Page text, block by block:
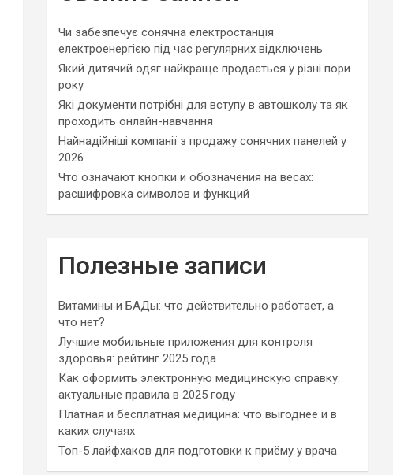
Чи забезпечує сонячна електростанція
електроенергією під час регулярних відключень
Який дитячий одяг найкраще продається у різні пори
року
Які документи потрібні для вступу в автошколу та як
проходить онлайн-навчання
Найнадійніші компанії з продажу сонячних панелей у
2026
Что означают кнопки и обозначения на весах:
расшифровка символов и функций
Полезные записи
Витамины и БАДы: что действительно работает, а
что нет?
Лучшие мобильные приложения для контроля
здоровья: рейтинг 2025 года
Как оформить электронную медицинскую справку:
актуальные правила в 2025 году
Платная и бесплатная медицина: что выгоднее и в
каких случаях
Топ-5 лайфхаков для подготовки к приёму у врача